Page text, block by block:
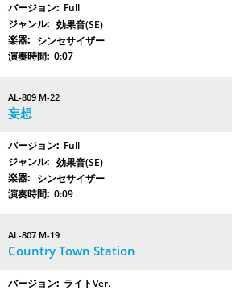
Full
効果音(SE)
シンセサイザー
0:07
AL-809 M-22
妄想
Full
効果音(SE)
シンセサイザー
0:09
AL-807 M-19
Country Town Station
ライトVer.